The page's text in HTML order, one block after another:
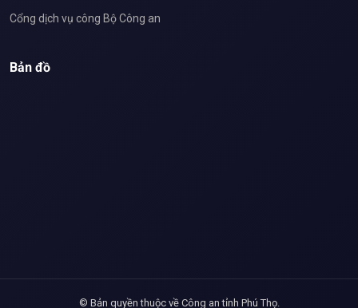
Cổng dịch vụ công Bộ Công an
Bản đồ
© Bản quyền thuộc về Công an tỉnh Phú Thọ.